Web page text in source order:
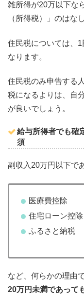
雑所得が20万以下な
（所得税）」のはなし
住民税については、
なります。
住民税のみ申告する
税になるよりは、自
が良いでしょう。
給与所得者でも確
須
副収入20万円以下で
医療費控除
住宅ローン控除
ふるさと納税
など、何らかの理由
20万円未満であって